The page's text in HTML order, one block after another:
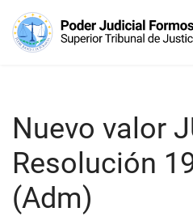
Nuevo valor
Resolución
(Adm)